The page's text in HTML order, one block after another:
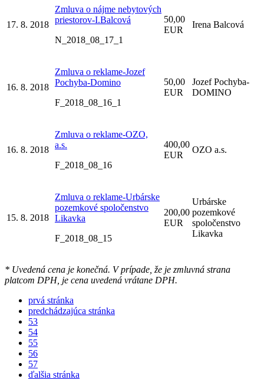
17. 8. 2018
Zmluva o nájme nebytových
priestorov-I.Balcová
N_2018_08_17_1
50,00
EUR
Irena Balcová
16. 8. 2018
Zmluva o reklame-Jozef
Pochyba-Domino
F_2018_08_16_1
50,00
EUR
Jozef Pochyba-
DOMINO
16. 8. 2018
Zmluva o reklame-OZO,
a.s.
F_2018_08_16
400,00
EUR
OZO a.s.
15. 8. 2018
Zmluva o reklame-Urbárske
pozemkové spoločenstvo
Likavka
F_2018_08_15
200,00
EUR
Urbárske
pozemkové
spoločenstvo
Likavka
* Uvedená cena je konečná. V prípade, že je zmluvná strana
platcom DPH, je cena uvedená vrátane DPH.
prvá stránka
predchádzajúca stránka
53
54
55
56
57
ďalšia stránka